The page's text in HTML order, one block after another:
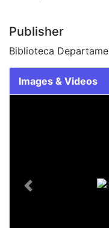
Publisher
Biblioteca
Images & Videos
Previous